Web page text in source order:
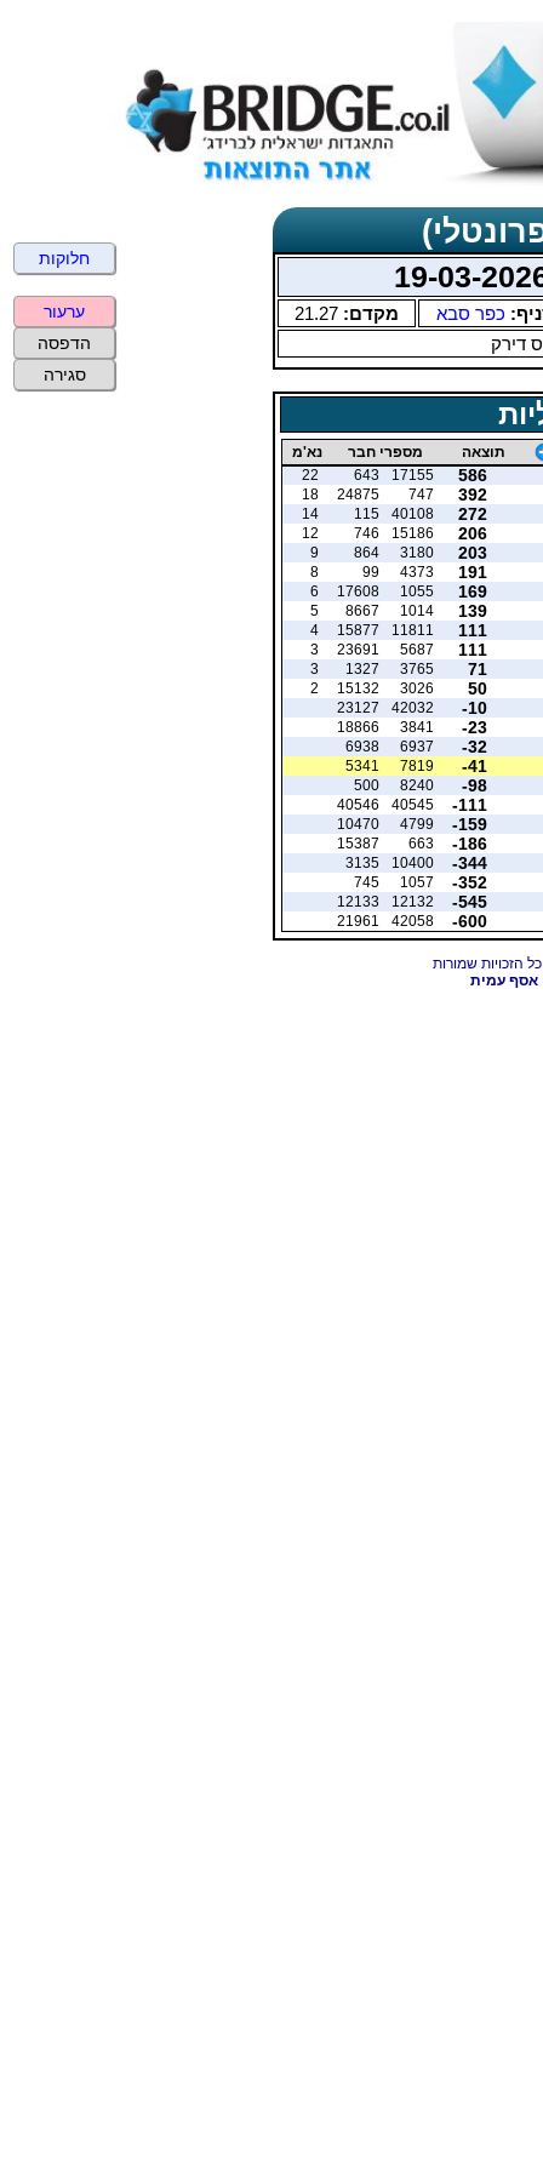
כפר סבא מקדם: 21.27
דירק
תוצאה מספרי חבר נא'מ
586
17155
643
22
392
747
24875
18
272
40108
115
14
206
15186
746
12
203
3180
864
9
191
4373
99
8
169
1055
17608
6
139
1014
8667
5
111
11811
15877
4
111
5687
23691
3
71
3765
1327
3
50
3026
15132
2
-10
42032
23127
-23
3841
18866
-32
6937
6938
-41
7819
5341
-98
8240
500
-111
40545
40546
-159
4799
10470
-186
663
15387
-344
10400
3135
-352
1057
745
-545
12132
12133
-600
42058
21961
אסף עמית
חלוקות
ערעור
הדפסה
סגירה